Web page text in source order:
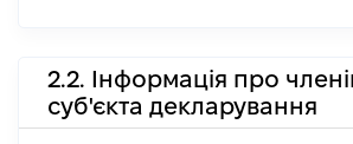
2.2. Інформація про
суб'єкта декларування